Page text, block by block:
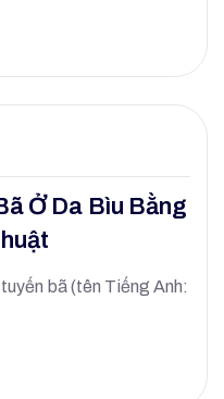
Ở Da Bìu Bằng
bã (tên Tiếng Anh: